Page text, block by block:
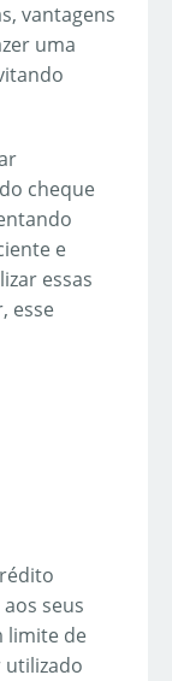
vantagens
uma
cheque
e
essas
esse
seus
limite de